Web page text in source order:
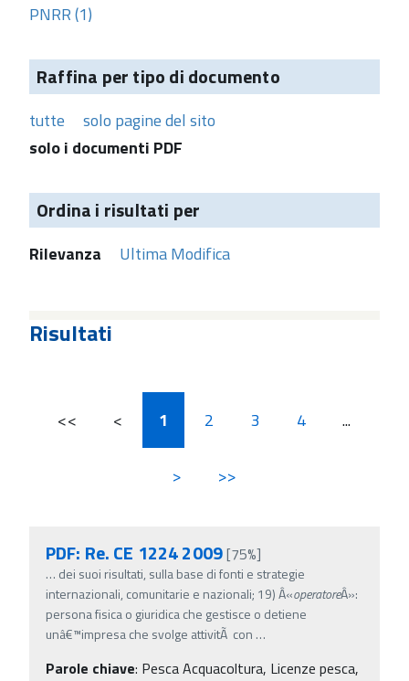
PNRR (1)
Raffina per tipo di documento
tutte
solo pagine del sito
solo i documenti PDF
Ordina i risultati per
Rilevanza Ultima Modifica
Risultati
<< < 1 2 3 4 ...
> >>
PDF: Re. CE 1224 2009[75%]
… dei suoi risultati, sulla base di fonti e strategie
internazionali, comunitarie e nazionali; 19) Â«operatoreÂ»:
persona fisica o giuridica che gestisce o detiene
unâ€™impresa che svolge attivitÃ con …
Parole chiave: Pesca Acquacoltura, Licenze pesca,